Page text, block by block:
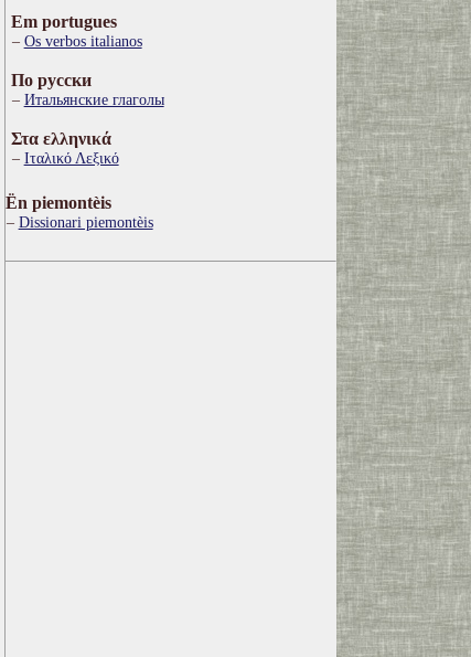
Em portugues
Os verbos italianos
По русски
Итальянские глаголы
Στα ελληνικά
Ιταλικό Λεξικό
Ën piemontèis
Dissionari piemontèis